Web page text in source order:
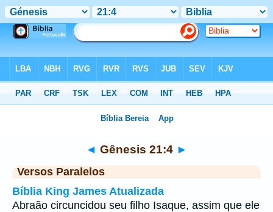
◄ Gênesis 21:4 ►
Versos Paralelos
Bíblia King James Atualizada
Abraão circuncidou seu filho Isaque, assim que ele